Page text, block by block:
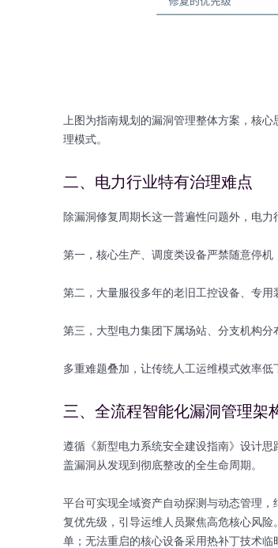
上图为指南规划的漏洞管理整体方案，核
理模式。
二、电力行业特有治理难点
除漏洞修复周期长这一普遍性问题外，电
第一，核心生产、调度类设备严禁随意停机
第二，大量服役多年的老旧工控设备、专用
第三，大型电力集团下属场站、分支机构分
多重难题叠加，让传统人工运维模式效率
三、全流程智能化漏洞管理架
遵循《新型电力系统安全建设指南》设计
盖漏洞从发现到彻底整改的全生命周期。
平台可实现全域资产自动探测与动态管理
复优先级，引导运维人员聚焦高危核心风
单；无法重启的核心设备采用热补丁技术